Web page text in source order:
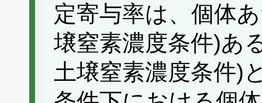
定寄与率は、個体
壌窒素濃度条件)あ
土壌窒素濃度条件)